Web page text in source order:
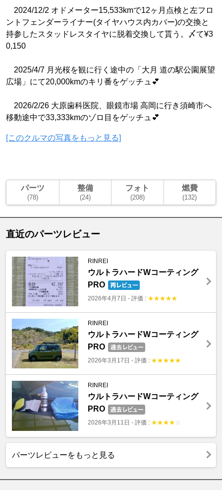
2024/12/2 オドメーター15,533kmで12ヶ月点検と左フロ
ントフェンダーライナー(タイヤハウス内カバー)の交換と
持参したスタッドレスタイヤに脱着交換して貰う。〆て¥3
0,150
2025/4/7 月光桜を観に行く途中の「大月 道の駅公園展望
広場」にて20,000kmのキリ番をゲッチュ💕
2026/2/26 大原歯科医院、眼鏡市場 高岡に行き須崎市へ
移動途中で33,333kmのゾロ目をゲッチュ💕
[このクルマの写真をもっと見る]
パーツ
(78)
整備
(24)
フォト
(208)
燃費
(132)
直近のパーツレビュー
RINREI
ウルトラハードWコーティング
PRO
2026年4月7日 - 評価 : ★★★★★
RINREI
ウルトラハードWコーティング
PRO
2026年3月17日 - 評価 : ★★★★★
RINREI
ウルトラハードWコーティング
PRO
2026年3月11日 - 評価 : ★★★★ ☆
パーツレビューをもっと見る